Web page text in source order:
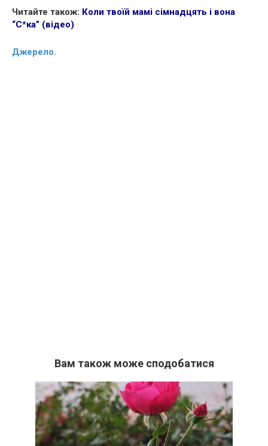
Читайте також: Коли твоїй мамі сімнадцять і вона
“С*ка” (відео)
Джерело.
Вам також може сподобатися